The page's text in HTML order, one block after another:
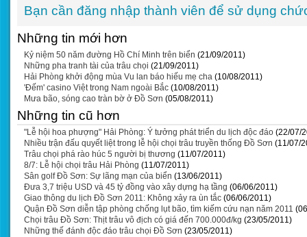
Bạn cần đăng nhập thành viên để sử dụng
Những tin mới hơn
Kỷ niệm 50 năm đường Hồ Chí Minh trên biển (21/09/2011)
Những pha tranh tài của trâu chọi (21/09/2011)
Hải Phòng khởi động mùa Vu lan báo hiếu mẹ cha (10/08/2011)
'Đếm' casino Việt trong Nam ngoài Bắc (10/08/2011)
Mưa bão, sóng cao tràn bờ ở Đồ Sơn (05/08/2011)
Những tin cũ hơn
"Lễ hội hoa phượng" Hải Phòng: Ý tưởng phát triển du lịch độc đáo (22/07/
Nhiều trận đấu quyết liệt trong lễ hội chọi trâu truyền thống Đồ Sơn (11/07/
Trâu chọi phá rào húc 5 người bị thương (11/07/2011)
8/7: Lễ hội chọi trâu Hải Phòng (11/07/2011)
Sân golf Đồ Sơn: Sự lãng mạn của biển (13/06/2011)
Đưa 3,7 triệu USD và 45 tỷ đồng vào xây dựng hạ tầng (06/06/2011)
Giao thông du lịch Đồ Sơn 2011: Không xảy ra ùn tắc (06/06/2011)
Quận Đồ Sơn diễn tập phòng chống lụt bão, tìm kiếm cứu nạn năm 2011
Chọi trâu Đồ Sơn: Thịt trâu vô địch có giá đến 700.000đ/kg (23/05/2011)
Những thế đánh độc đáo trâu chọi Đồ Sơn (23/05/2011)